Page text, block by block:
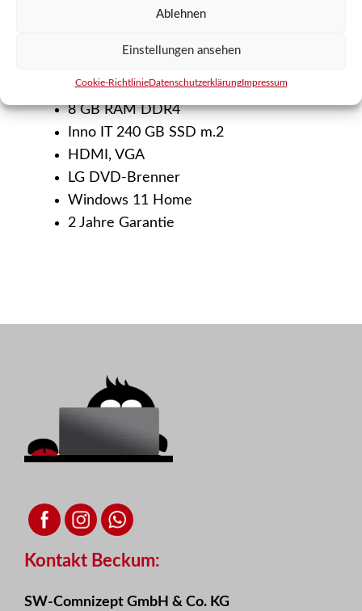
Ablehnen
Einstellungen ansehen
Cookie-RichtlinieDatenschutzerklärungImpressum
BESCHREIBUNG
AMD Ryzen 3-4300G
8 GB RAM DDR4
Inno IT 240 GB SSD m.2
HDMI, VGA
LG DVD-Brenner
Windows 11 Home
2 Jahre Garantie
Kontakt Beckum:
SW-Comnizept GmbH & Co. KG